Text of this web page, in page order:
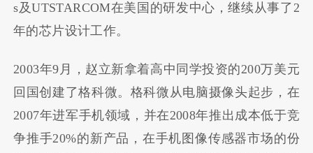
s及UTSTARCOM在美国的研发中心，继续从事了2
年的芯片设计工作。
2003年9月，赵立新拿着高中同学投资的200万美元
回国创建了格科微。格科微从电脑摄像头起步，在
2007年进军手机领域，并在2008年推出成本低于竞
争推手20%的新产品，在手机图像传感器市场的份